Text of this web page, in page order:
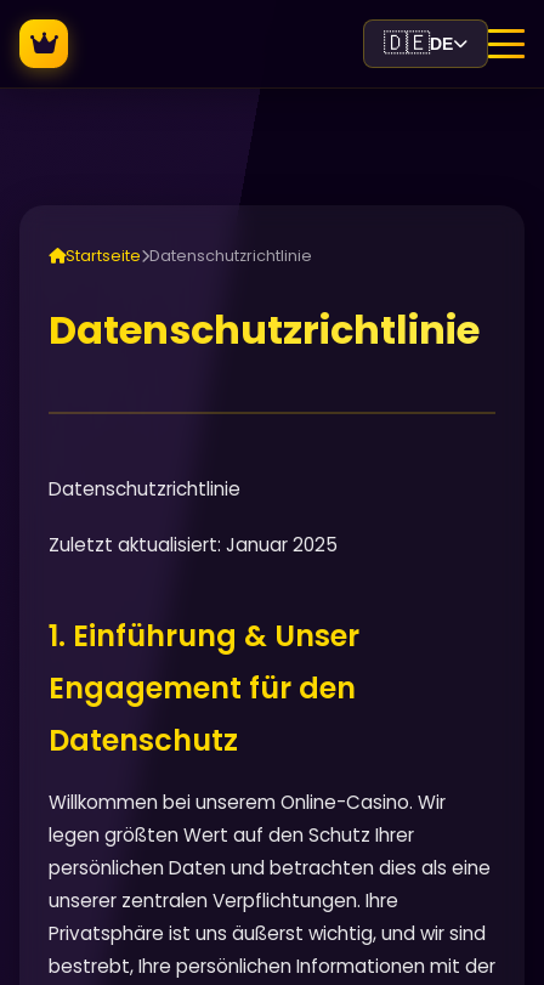
🇩🇪DE
Startseite Datenschutzrichtlinie
Datenschutzrichtlinie
Datenschutzrichtlinie
Zuletzt aktualisiert: Januar 2025
1. Einführung & Unser
Engagement für den
Datenschutz
Willkommen bei unserem Online-Casino. Wir
legen größten Wert auf den Schutz Ihrer
persönlichen Daten und betrachten dies als eine
unserer zentralen Verpflichtungen. Ihre
Privatsphäre ist uns äußerst wichtig, und wir sind
bestrebt, Ihre persönlichen Informationen mit der